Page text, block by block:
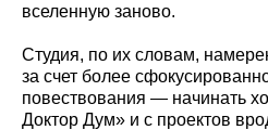
вселенную заново.
Студия, по их словам,
за счет более
повествования — начинать
Доктор Дум» и с проектов